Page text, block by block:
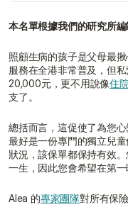
本名單根據我們的研究所編
照顧生病的孩子是父母最
服務在全港非常普及，但
20,000元，更不用說像住院
支了。
總括而言，這促使了為您
最好是一份專門的獨立兒
狀況，該保單都保持有效
一生，因此您會希望在第一
Alea 的專家團隊對所有保